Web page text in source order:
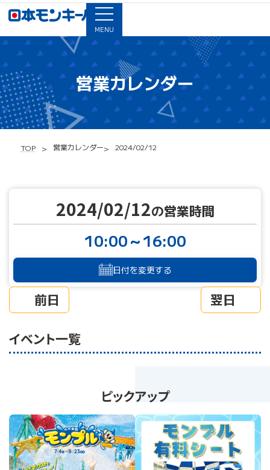
MENU
営業カレンダー
TOP 営業カレンダー 2024/02/12
前日
2024/02/12の営業時間
10:00～16:00
日付を変更する
翌日
イベント一覧
ピックアップ